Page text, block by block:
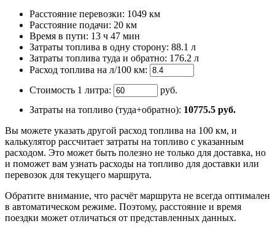
Расстояние перевозки: 1049 км
Расстояние подачи: 20 км
Время в пути: 13 ч 47 мин
Затраты топлива в одну сторону: 88.1 л
Затраты топлива туда и обратно: 176.2 л
Расход топлива на л/100 км:
Стоимость 1 литра:
руб.
Затраты на топливо (туда+обратно): 10775.5 руб.
Вы можете указать другой расход топлива на 100 км, и
калькулятор рассчитает затраты на топливо с указанным
расходом. Это может быть полезно не только для доставка, но
и поможет вам узнать расходы на топливо для доставки или
перевозок для текущего маршрута.
Обратите внимание, что расчёт маршрута не всегда оптимален
в автоматическом режиме. Поэтому, расстояние и время
поездки может отличаться от представленных данных.